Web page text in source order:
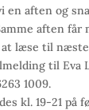
en aften og
aften får
læse til næste
til Eva
1009.
kl. 19-21 på